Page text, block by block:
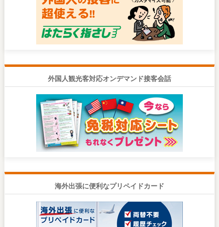
外国人観光客対応オンデマンド接客会話
海外出張に便利なプリペイドカード